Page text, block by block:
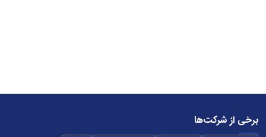
برخی از شرکت‌ها